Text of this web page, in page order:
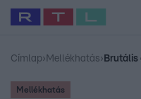
Legfrissebb RTL Híradó
Babits Marcella
Címlap› Mellékhatás›
Mellékhatás